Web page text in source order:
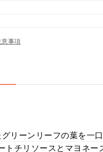
事項
リーンリーフの葉を一口
トチリソースとマヨネ